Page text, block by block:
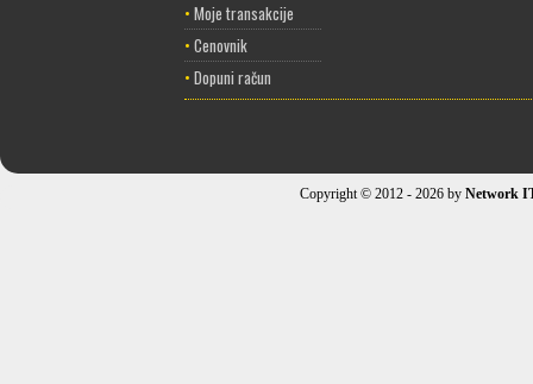
• Moje transakcije
• Cenovnik
• Dopuni račun
Copyright © 2012 - 2026 by Network